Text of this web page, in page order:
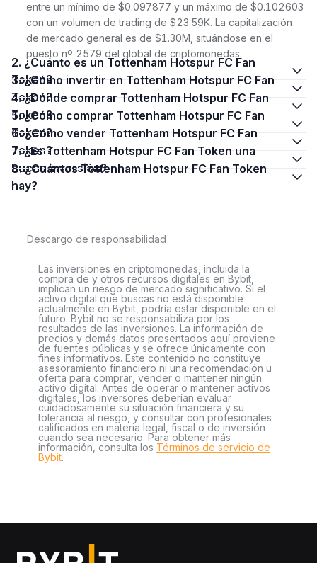
entre un mínimo de $0.097877 y un máximo de $0.102603
con un volumen de trading de $23.59K. La capitalización
de mercado general es de $1.30M, situándose en el
puesto nº 2579 del global de criptomonedas.
2. ¿Cuánto es un Tottenham Hotspur FC Fan
Token?
3. ¿Cómo invertir en Tottenham Hotspur FC Fan
Token?
4. ¿Dónde comprar Tottenham Hotspur FC Fan
Token?
5. ¿Cómo comprar Tottenham Hotspur FC Fan
Token?
6. ¿Cómo vender Tottenham Hotspur FC Fan
Token?
7. ¿Es Tottenham Hotspur FC Fan Token una
buena inversión?
8. ¿Cuántos Tottenham Hotspur FC Fan Token
hay?
Descargo de responsabilidad
Las inversiones en criptomonedas, incluida la
compra de y otros recursos digitales en Bybit,
implican un riesgo de mercado significativo. Si el
activo digital que buscas no está disponible
actualmente en Bybit, podría estar disponible en el
futuro. Bybit no se responsabiliza por los
resultados de las inversiones. La información de
precios y demás datos presentados aquí proviene
de fuentes públicas y se ofrece únicamente con
fines informativos. Este contenido no constituye
asesoramiento financiero ni una recomendación u
oferta para comprar, vender o mantener ningún
activo digital. Antes de operar o mantener activos
digitales, los inversores deberían evaluar
cuidadosamente su situación financiera y su
tolerancia al riesgo, y consultar con profesionales
calificados en materia legal, fiscal o de inversión
cuando sea necesario. Para obtener más
información, consulta los Términos de servicio de
Bybit.